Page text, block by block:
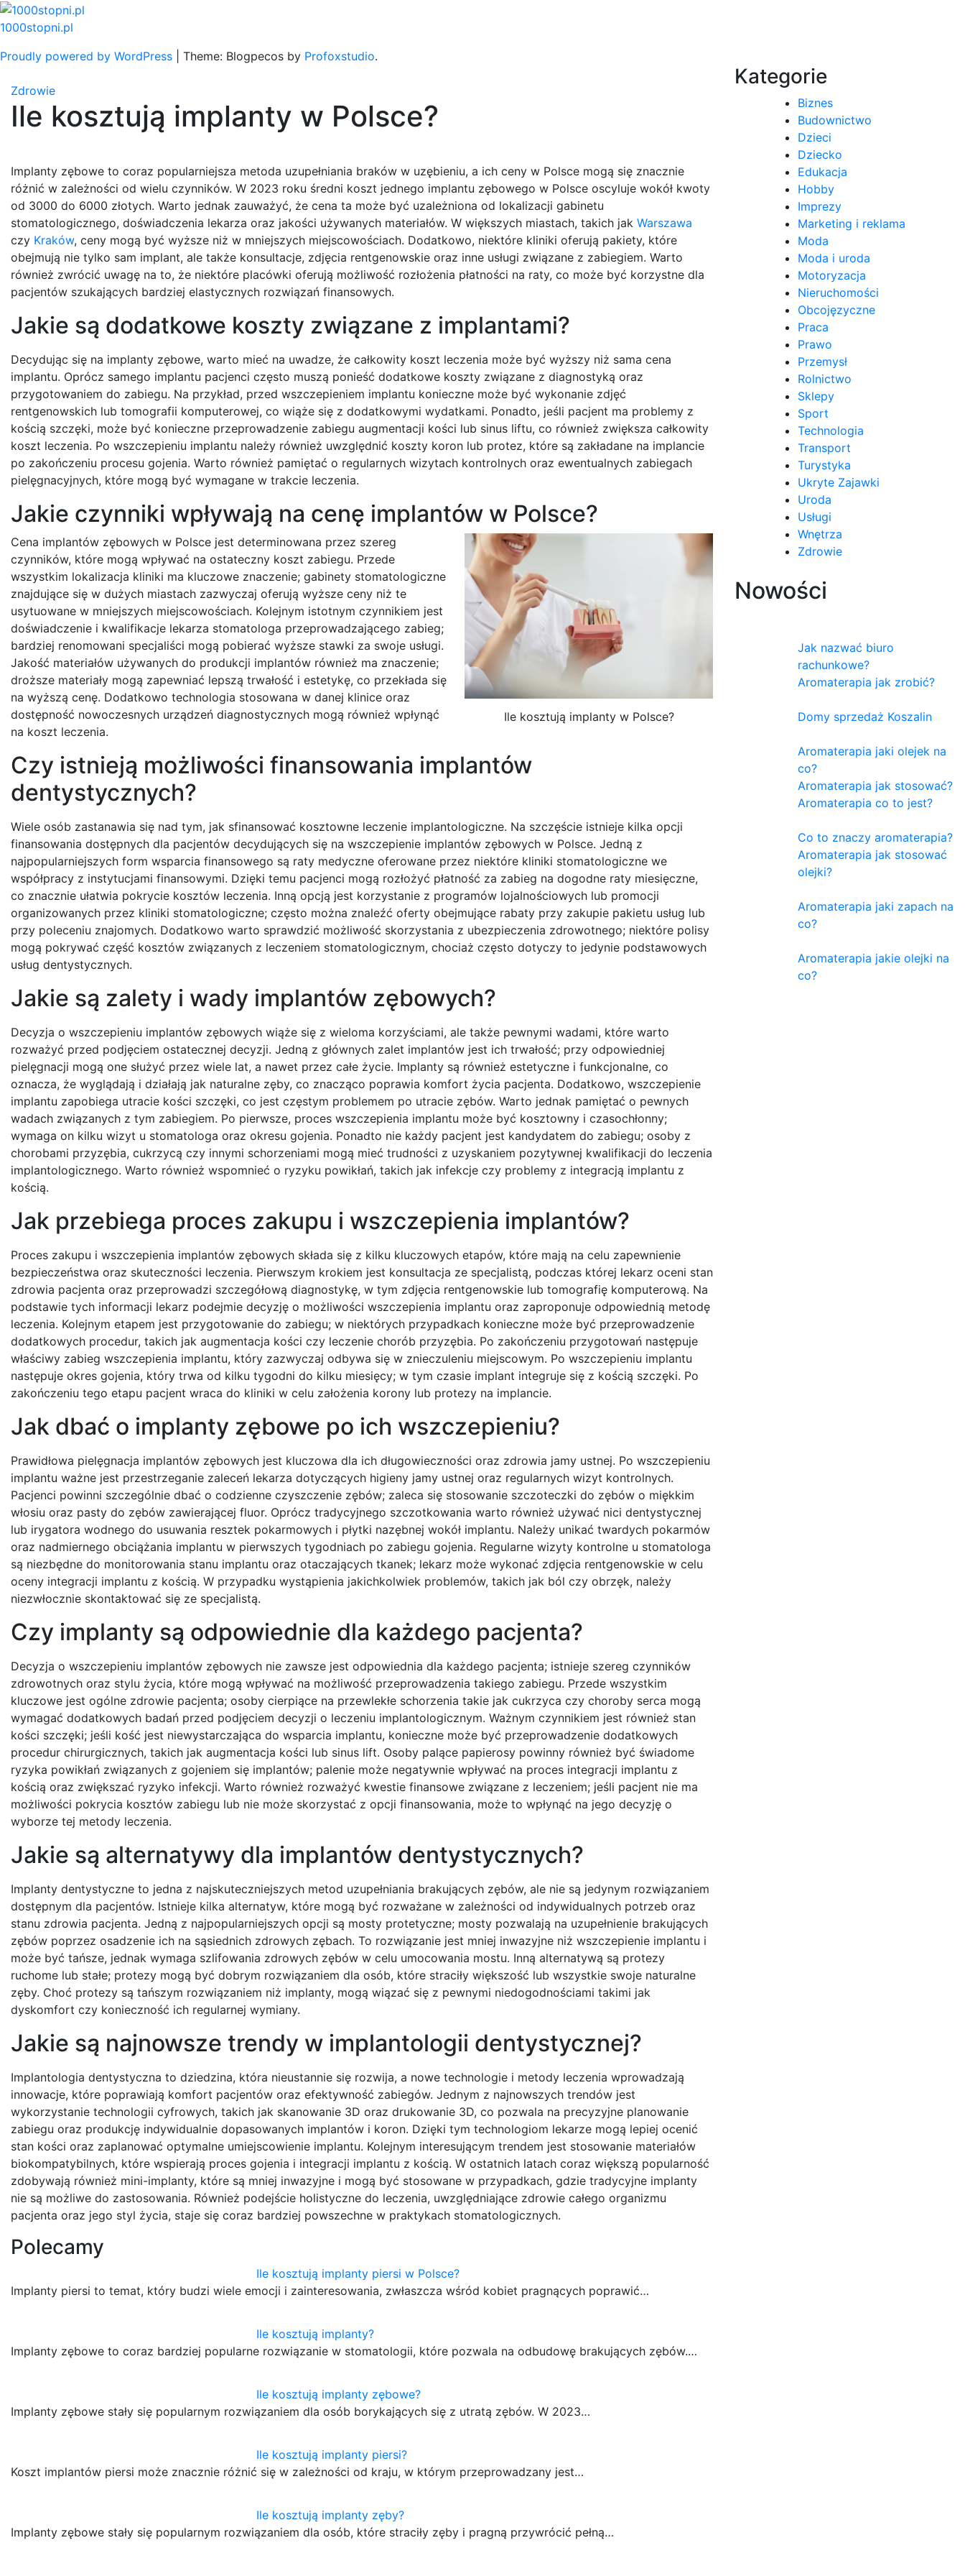
Skip
to
1000stopni.pl
Proudly powered by WordPress
Theme: Blogpecos by Profoxstudio.
Zdrowie
Ile kosztują implanty w Polsce?
Implanty zębowe to coraz popularniejsza metoda uzupełniania braków w uzębieniu, a ich ceny w Polsce mogą się znacznie
różnić w zależności od wielu czynników. W 2023 roku średni koszt jednego implantu zębowego w Polsce oscyluje wokół kwoty
od 3000 do 6000 złotych. Warto jednak zauważyć, że cena ta może być uzależniona od lokalizacji gabinetu
stomatologicznego, doświadczenia lekarza oraz jakości używanych materiałów. W większych miastach, takich jak Warszawa
czy Kraków, ceny mogą być wyższe niż w mniejszych miejscowościach. Dodatkowo, niektóre kliniki oferują pakiety, które
obejmują nie tylko sam implant, ale także konsultacje, zdjęcia rentgenowskie oraz inne usługi związane z zabiegiem. Warto
również zwrócić uwagę na to, że niektóre placówki oferują możliwość rozłożenia płatności na raty, co może być korzystne dla
pacjentów szukających bardziej elastycznych rozwiązań finansowych.
Jakie są dodatkowe koszty związane z implantami?
Decydując się na implanty zębowe, warto mieć na uwadze, że całkowity koszt leczenia może być wyższy niż sama cena
implantu. Oprócz samego implantu pacjenci często muszą ponieść dodatkowe koszty związane z diagnostyką oraz
przygotowaniem do zabiegu. Na przykład, przed wszczepieniem implantu konieczne może być wykonanie zdjęć
rentgenowskich lub tomografii komputerowej, co wiąże się z dodatkowymi wydatkami. Ponadto, jeśli pacjent ma problemy z
kością szczęki, może być konieczne przeprowadzenie zabiegu augmentacji kości lub sinus liftu, co również zwiększa całkowity
koszt leczenia. Po wszczepieniu implantu należy również uwzględnić koszty koron lub protez, które są zakładane na implancie
po zakończeniu procesu gojenia. Warto również pamiętać o regularnych wizytach kontrolnych oraz ewentualnych zabiegach
pielęgnacyjnych, które mogą być wymagane w trakcie leczenia.
Jakie czynniki wpływają na cenę implantów w Polsce?
Ile kosztują implanty w Polsce?
Cena implantów zębowych w Polsce jest determinowana przez szereg
czynników, które mogą wpływać na ostateczny koszt zabiegu. Przede
wszystkim lokalizacja kliniki ma kluczowe znaczenie; gabinety stomatologiczne
znajdujące się w dużych miastach zazwyczaj oferują wyższe ceny niż te
usytuowane w mniejszych miejscowościach. Kolejnym istotnym czynnikiem jest
doświadczenie i kwalifikacje lekarza stomatologa przeprowadzającego zabieg;
bardziej renomowani specjaliści mogą pobierać wyższe stawki za swoje usługi.
Jakość materiałów używanych do produkcji implantów również ma znaczenie;
droższe materiały mogą zapewniać lepszą trwałość i estetykę, co przekłada się
na wyższą cenę. Dodatkowo technologia stosowana w danej klinice oraz
dostępność nowoczesnych urządzeń diagnostycznych mogą również wpłynąć
na koszt leczenia.
Czy istnieją możliwości finansowania implantów
dentystycznych?
Wiele osób zastanawia się nad tym, jak sfinansować kosztowne leczenie implantologiczne. Na szczęście istnieje kilka opcji
finansowania dostępnych dla pacjentów decydujących się na wszczepienie implantów zębowych w Polsce. Jedną z
najpopularniejszych form wsparcia finansowego są raty medyczne oferowane przez niektóre kliniki stomatologiczne we
współpracy z instytucjami finansowymi. Dzięki temu pacjenci mogą rozłożyć płatność za zabieg na dogodne raty miesięczne,
co znacznie ułatwia pokrycie kosztów leczenia. Inną opcją jest korzystanie z programów lojalnościowych lub promocji
organizowanych przez kliniki stomatologiczne; często można znaleźć oferty obejmujące rabaty przy zakupie pakietu usług lub
przy poleceniu znajomych. Dodatkowo warto sprawdzić możliwość skorzystania z ubezpieczenia zdrowotnego; niektóre polisy
mogą pokrywać część kosztów związanych z leczeniem stomatologicznym, chociaż często dotyczy to jedynie podstawowych
usług dentystycznych.
Jakie są zalety i wady implantów zębowych?
Decyzja o wszczepieniu implantów zębowych wiąże się z wieloma korzyściami, ale także pewnymi wadami, które warto
rozważyć przed podjęciem ostatecznej decyzji. Jedną z głównych zalet implantów jest ich trwałość; przy odpowiedniej
pielęgnacji mogą one służyć przez wiele lat, a nawet przez całe życie. Implanty są również estetyczne i funkcjonalne, co
oznacza, że wyglądają i działają jak naturalne zęby, co znacząco poprawia komfort życia pacjenta. Dodatkowo, wszczepienie
implantu zapobiega utracie kości szczęki, co jest częstym problemem po utracie zębów. Warto jednak pamiętać o pewnych
wadach związanych z tym zabiegiem. Po pierwsze, proces wszczepienia implantu może być kosztowny i czasochłonny;
wymaga on kilku wizyt u stomatologa oraz okresu gojenia. Ponadto nie każdy pacjent jest kandydatem do zabiegu; osoby z
chorobami przyzębia, cukrzycą czy innymi schorzeniami mogą mieć trudności z uzyskaniem pozytywnej kwalifikacji do leczenia
implantologicznego. Warto również wspomnieć o ryzyku powikłań, takich jak infekcje czy problemy z integracją implantu z
kością.
Jak przebiega proces zakupu i wszczepienia implantów?
Proces zakupu i wszczepienia implantów zębowych składa się z kilku kluczowych etapów, które mają na celu zapewnienie
bezpieczeństwa oraz skuteczności leczenia. Pierwszym krokiem jest konsultacja ze specjalistą, podczas której lekarz oceni stan
zdrowia pacjenta oraz przeprowadzi szczegółową diagnostykę, w tym zdjęcia rentgenowskie lub tomografię komputerową. Na
podstawie tych informacji lekarz podejmie decyzję o możliwości wszczepienia implantu oraz zaproponuje odpowiednią metodę
leczenia. Kolejnym etapem jest przygotowanie do zabiegu; w niektórych przypadkach konieczne może być przeprowadzenie
dodatkowych procedur, takich jak augmentacja kości czy leczenie chorób przyzębia. Po zakończeniu przygotowań następuje
właściwy zabieg wszczepienia implantu, który zazwyczaj odbywa się w znieczuleniu miejscowym. Po wszczepieniu implantu
następuje okres gojenia, który trwa od kilku tygodni do kilku miesięcy; w tym czasie implant integruje się z kością szczęki. Po
zakończeniu tego etapu pacjent wraca do kliniki w celu założenia korony lub protezy na implancie.
Jak dbać o implanty zębowe po ich wszczepieniu?
Prawidłowa pielęgnacja implantów zębowych jest kluczowa dla ich długowieczności oraz zdrowia jamy ustnej. Po wszczepieniu
implantu ważne jest przestrzeganie zaleceń lekarza dotyczących higieny jamy ustnej oraz regularnych wizyt kontrolnych.
Pacjenci powinni szczególnie dbać o codzienne czyszczenie zębów; zaleca się stosowanie szczoteczki do zębów o miękkim
włosiu oraz pasty do zębów zawierającej fluor. Oprócz tradycyjnego szczotkowania warto również używać nici dentystycznej
lub irygatora wodnego do usuwania resztek pokarmowych i płytki nazębnej wokół implantu. Należy unikać twardych pokarmów
oraz nadmiernego obciążania implantu w pierwszych tygodniach po zabiegu gojenia. Regularne wizyty kontrolne u stomatologa
są niezbędne do monitorowania stanu implantu oraz otaczających tkanek; lekarz może wykonać zdjęcia rentgenowskie w celu
oceny integracji implantu z kością. W przypadku wystąpienia jakichkolwiek problemów, takich jak ból czy obrzęk, należy
niezwłocznie skontaktować się ze specjalistą.
Czy implanty są odpowiednie dla każdego pacjenta?
Decyzja o wszczepieniu implantów zębowych nie zawsze jest odpowiednia dla każdego pacjenta; istnieje szereg czynników
zdrowotnych oraz stylu życia, które mogą wpływać na możliwość przeprowadzenia takiego zabiegu. Przede wszystkim
kluczowe jest ogólne zdrowie pacjenta; osoby cierpiące na przewlekłe schorzenia takie jak cukrzyca czy choroby serca mogą
wymagać dodatkowych badań przed podjęciem decyzji o leczeniu implantologicznym. Ważnym czynnikiem jest również stan
kości szczęki; jeśli kość jest niewystarczająca do wsparcia implantu, konieczne może być przeprowadzenie dodatkowych
procedur chirurgicznych, takich jak augmentacja kości lub sinus lift. Osoby palące papierosy powinny również być świadome
ryzyka powikłań związanych z gojeniem się implantów; palenie może negatywnie wpływać na proces integracji implantu z
kością oraz zwiększać ryzyko infekcji. Warto również rozważyć kwestie finansowe związane z leczeniem; jeśli pacjent nie ma
możliwości pokrycia kosztów zabiegu lub nie może skorzystać z opcji finansowania, może to wpłynąć na jego decyzję o
wyborze tej metody leczenia.
Jakie są alternatywy dla implantów dentystycznych?
Implanty dentystyczne to jedna z najskuteczniejszych metod uzupełniania brakujących zębów, ale nie są jedynym rozwiązaniem
dostępnym dla pacjentów. Istnieje kilka alternatyw, które mogą być rozważane w zależności od indywidualnych potrzeb oraz
stanu zdrowia pacjenta. Jedną z najpopularniejszych opcji są mosty protetyczne; mosty pozwalają na uzupełnienie brakujących
zębów poprzez osadzenie ich na sąsiednich zdrowych zębach. To rozwiązanie jest mniej inwazyjne niż wszczepienie implantu i
może być tańsze, jednak wymaga szlifowania zdrowych zębów w celu umocowania mostu. Inną alternatywą są protezy
ruchome lub stałe; protezy mogą być dobrym rozwiązaniem dla osób, które straciły większość lub wszystkie swoje naturalne
zęby. Choć protezy są tańszym rozwiązaniem niż implanty, mogą wiązać się z pewnymi niedogodnościami takimi jak
dyskomfort czy konieczność ich regularnej wymiany.
Jakie są najnowsze trendy w implantologii dentystycznej?
Implantologia dentystyczna to dziedzina, która nieustannie się rozwija, a nowe technologie i metody leczenia wprowadzają
innowacje, które poprawiają komfort pacjentów oraz efektywność zabiegów. Jednym z najnowszych trendów jest
wykorzystanie technologii cyfrowych, takich jak skanowanie 3D oraz drukowanie 3D, co pozwala na precyzyjne planowanie
zabiegu oraz produkcję indywidualnie dopasowanych implantów i koron. Dzięki tym technologiom lekarze mogą lepiej ocenić
stan kości oraz zaplanować optymalne umiejscowienie implantu. Kolejnym interesującym trendem jest stosowanie materiałów
biokompatybilnych, które wspierają proces gojenia i integracji implantu z kością. W ostatnich latach coraz większą popularność
zdobywają również mini-implanty, które są mniej inwazyjne i mogą być stosowane w przypadkach, gdzie tradycyjne implanty
nie są możliwe do zastosowania. Również podejście holistyczne do leczenia, uwzględniające zdrowie całego organizmu
pacjenta oraz jego styl życia, staje się coraz bardziej powszechne w praktykach stomatologicznych.
Polecamy
Ile kosztują implanty piersi w Polsce?
Implanty piersi to temat, który budzi wiele emocji i zainteresowania, zwłaszcza wśród kobiet pragnących poprawić…
Ile kosztują implanty?
Implanty zębowe to coraz bardziej popularne rozwiązanie w stomatologii, które pozwala na odbudowę brakujących zębów.…
Ile kosztują implanty zębowe?
Implanty zębowe stały się popularnym rozwiązaniem dla osób borykających się z utratą zębów. W 2023…
Ile kosztują implanty piersi?
Koszt implantów piersi może znacznie różnić się w zależności od kraju, w którym przeprowadzany jest…
Ile kosztują implanty zęby?
Implanty zębowe stały się popularnym rozwiązaniem dla osób, które straciły zęby i pragną przywrócić pełną…
Kategorie
Biznes
Budownictwo
Dzieci
Dziecko
Edukacja
Hobby
Imprezy
Marketing i reklama
Moda
Moda i uroda
Motoryzacja
Nieruchomości
Obcojęzyczne
Praca
Prawo
Przemysł
Rolnictwo
Sklepy
Sport
Technologia
Transport
Turystyka
Ukryte Zajawki
Uroda
Usługi
Wnętrza
Zdrowie
Nowości
Jak nazwać biuro
rachunkowe?
Aromaterapia jak zrobić?
Domy sprzedaż Koszalin
Aromaterapia jaki olejek na
co?
Aromaterapia jak stosować?
Aromaterapia co to jest?
Co to znaczy aromaterapia?
Aromaterapia jak stosować
olejki?
Aromaterapia jaki zapach na
co?
Aromaterapia jakie olejki na
co?